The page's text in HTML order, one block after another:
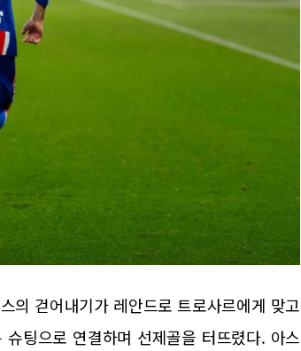
의 걷어내기가 레안드로 트로사르에게 맞고
팅으로 연결하며 선제골을 터뜨렸다. 아스